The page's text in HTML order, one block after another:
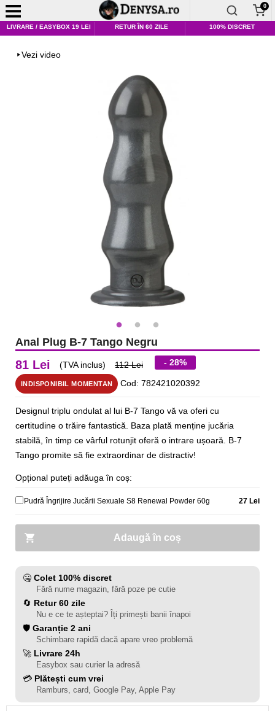
0
LIVRARE / EASYBOX 19 LEI RETUR ÎN 60 ZILE 100% DISCRET
Vezi video
Anal Plug B-7 Tango Negru
81 Lei (TVA inclus) 112 Lei - 28%
INDISPONIBIL MOMENTAN Cod: 782421020392
Designul triplu ondulat al lui B-7 Tango vă va oferi cu
certitudine o trăire fantastică. Baza plată menține jucăria
stabilă, în timp ce vârful rotunjit oferă o intrare ușoară. B-7
Tango promite să fie extraordinar de distractiv!
Opțional puteți adăuga în coș:
Pudră Îngrijire Jucării Sexuale S8 Renewal Powder 60g 27 Lei
Adaugă în coș
🤐 Colet 100% discret
Fără nume magazin, fără poze pe cutie
🔄 Retur 60 zile
Nu e ce te așteptai? Îți primești banii înapoi
🛡️ Garanție 2 ani
Schimbare rapidă dacă apare vreo problemă
🚀 Livrare 24h
Easybox sau curier la adresă
💳 Plătești cum vrei
Ramburs, card, Google Pay, Apple Pay